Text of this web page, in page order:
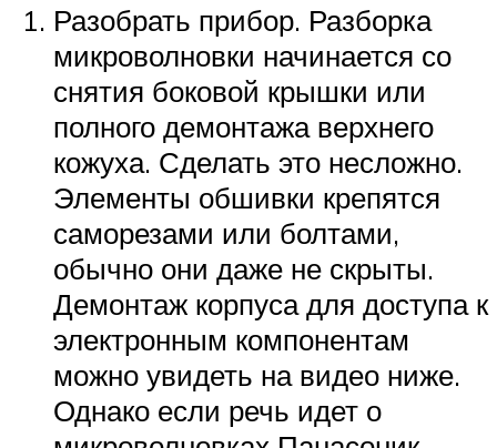
Разобрать прибор. Разборка
микроволновки начинается со
снятия боковой крышки или
полного демонтажа верхнего
кожуха. Сделать это несложно.
Элементы обшивки крепятся
саморезами или болтами,
обычно они даже не скрыты.
Демонтаж корпуса для доступа к
электронным компонентам
можно увидеть на видео ниже.
Однако если речь идет о